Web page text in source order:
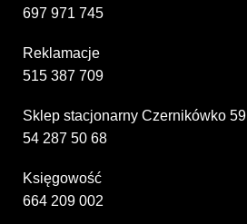
697 971 745
Reklamacje
515 387 709
Sklep stacjonarny Czernikówko 59
54 287 50 68
Księgowość
664 209 002